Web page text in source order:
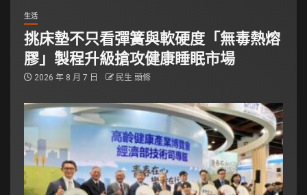
生活
挑床墊不只看彈簧與軟硬度「無毒熱熔
膠」製程升級搶攻健康睡眠市場
2026 年 8 月 7 日 民生 頭條